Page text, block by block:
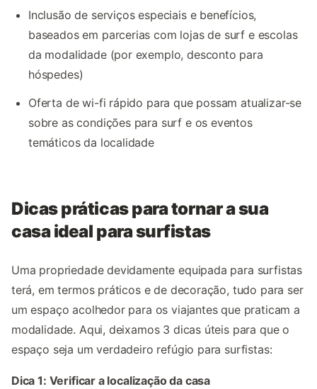
Inclusão de serviços especiais e benefícios,
baseados em parcerias com lojas de surf e escolas
da modalidade (por exemplo, desconto para
hóspedes)
Oferta de wi-fi rápido para que possam atualizar-se
sobre as condições para surf e os eventos
temáticos da localidade
Dicas práticas para tornar a sua
casa ideal para surfistas
Uma propriedade devidamente equipada para surfistas
terá, em termos práticos e de decoração, tudo para ser
um espaço acolhedor para os viajantes que praticam a
modalidade. Aqui, deixamos 3 dicas úteis para que o
espaço seja um verdadeiro refúgio para surfistas:
Dica 1: Verificar a localização da casa